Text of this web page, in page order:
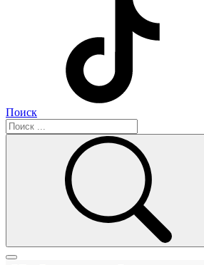
Поиск